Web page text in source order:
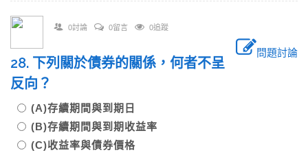
0討論 0留言 0追蹤
問題討論
28. 下列關於債券的關係，何者不呈
反向？
(A)存續期間與到期日
(B)存續期間與到期收益率
(C)收益率與債券價格